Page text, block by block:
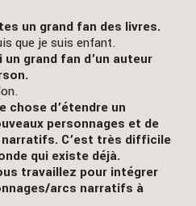
un grand fan des livres.
que je suis enfant.
grand fan d’un auteur
chose d’étendre un
personnages et de
C’est très difficile
qui existe déjà.
travaillez pour intégrer
arcs narratifs à